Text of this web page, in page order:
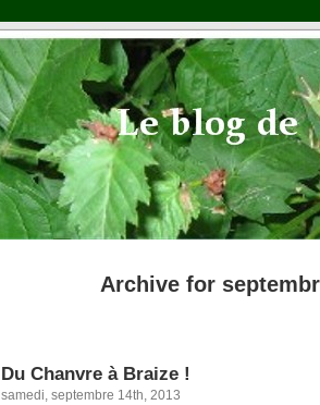
Archive for
Du Chanvre à Braize !
samedi, septembre 14th, 2013